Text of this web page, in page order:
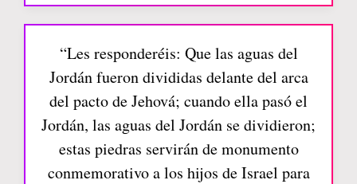
“Les responderéis: Que las aguas del
Jordán fueron divididas delante del arca
del pacto de Jehová; cuando ella pasó el
Jordán, las aguas del Jordán se dividieron;
estas piedras servirán de monumento
conmemorativo a los hijos de Israel para